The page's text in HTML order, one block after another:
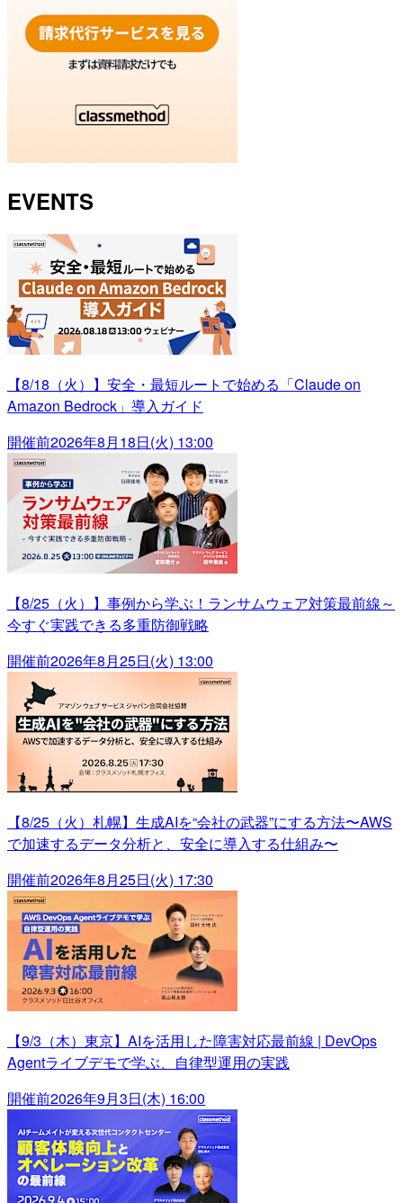
EVENTS
【8/18（火）】安全・最短ルートで始める「Claude on
Amazon Bedrock」導入ガイド
開催前2026年8月18日(火) 13:00
【8/25（火）】事例から学ぶ！ランサムウェア対策最前線～
今すぐ実践できる多重防御戦略
開催前2026年8月25日(火) 13:00
【8/25（火）札幌】生成AIを“会社の武器”にする方法〜AWS
で加速するデータ分析と、安全に導入する仕組み〜
開催前2026年8月25日(火) 17:30
【9/3（木）東京】AIを活用した障害対応最前線 | DevOps
Agentライブデモで学ぶ、自律型運用の実践
開催前2026年9月3日(木) 16:00